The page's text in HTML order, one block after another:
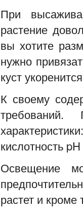
При
растение
вы хотите
нужно
куст
К своему
кислотность
Освещение
растет и кроме